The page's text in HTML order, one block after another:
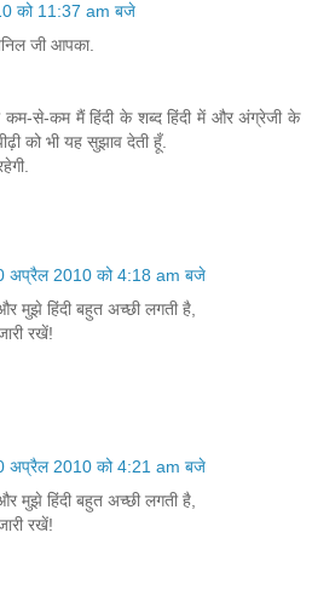
को 11:37 am बजे
जी आपका.
कम-से-कम मैं हिंदी के शब्द हिंदी में और अंग्रेजी के
को भी यह सुझाव देती हूँ.
अप्रैल 2010 को 4:18 am बजे
मुझे हिंदी बहुत अच्छी लगती है,
रखें!
अप्रैल 2010 को 4:21 am बजे
मुझे हिंदी बहुत अच्छी लगती है,
रखें!